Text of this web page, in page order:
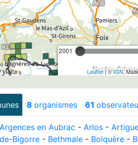
2001
Nombre
Leaflet| ©IGN,
8 organismes 61
Argences en Aubrac - Arlos -
Bigorre - Bethmale - Bolquère -